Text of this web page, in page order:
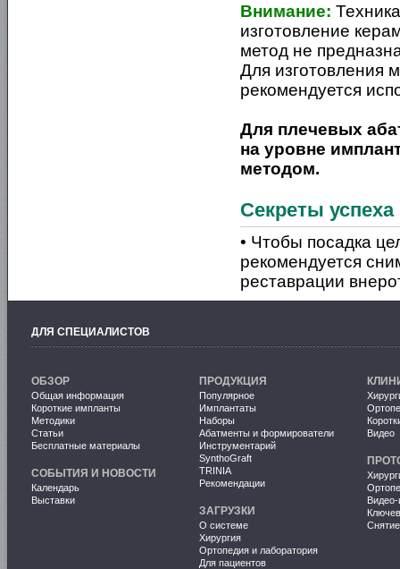
Внимание:
изготовление
метод не
Для изготовления
рекомендуется
Для плечевых
на уровне
методом.
Секреты успеха
• Чтобы посадка
рекомендуется
реставрации
ДЛЯ СПЕЦИАЛИСТОВ
ОБЗОР
Общая информация
Короткие импланты
Методики
Статьи
Бесплатные материалы
СОБЫТИЯ И НОВОСТИ
Календарь
Выставки
ПРОДУКЦИЯ
Популярное
Имплантаты
Наборы
Абатменты и формирователи
Инструментарий
SynthoGraft
TRINIA
Рекомендации
ЗАГРУЗКИ
О системе
Хирургия
Ортопедия и лаборатория
Для пациентов
Видео
Видео-